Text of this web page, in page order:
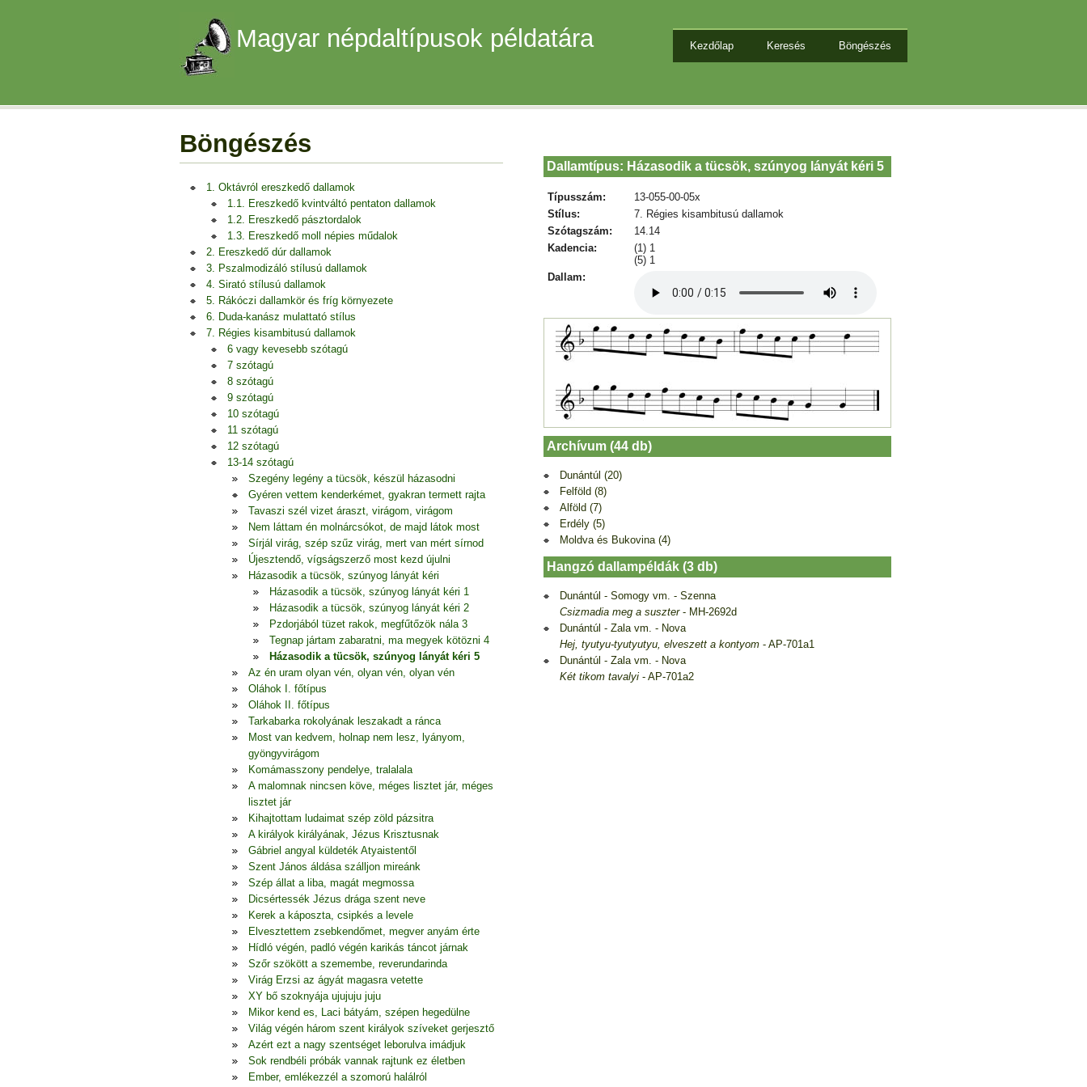
Magyar népdaltípusok példatára Kezdőlap Keresés Böngészés
Böngészés
1. Oktávról ereszkedő dallamok
1.1. Ereszkedő kvintváltó pentaton dallamok
1.2. Ereszkedő pásztordalok
1.3. Ereszkedő moll népies műdalok
2. Ereszkedő dúr dallamok
3. Pszalmodizáló stílusú dallamok
4. Sirató stílusú dallamok
5. Rákóczi dallamkör és fríg környezete
6. Duda-kanász mulattató stílus
7. Régies kisambitusú dallamok
6 vagy kevesebb szótagú
7 szótagú
8 szótagú
9 szótagú
10 szótagú
11 szótagú
12 szótagú
13-14 szótagú
Szegény legény a tücsök, készül házasodni
Gyéren vettem kenderkémet, gyakran termett rajta
Tavaszi szél vizet áraszt, virágom, virágom
Nem láttam én molnárcsókot, de majd látok most
Sírjál virág, szép szűz virág, mert van mért sírnod
Újesztendő, vígságszerző most kezd újulni
Házasodik a tücsök, szúnyog lányát kéri
Házasodik a tücsök, szúnyog lányát kéri 1
Házasodik a tücsök, szúnyog lányát kéri 2
Pzdorjából tüzet rakok, megfűtőzök nála 3
Tegnap jártam zabaratni, ma megyek kötözni 4
Házasodik a tücsök, szúnyog lányát kéri 5
Az én uram olyan vén, olyan vén, olyan vén
Oláhok I. főtípus
Oláhok II. főtípus
Tarkabarka rokolyának leszakadt a ránca
Most van kedvem, holnap nem lesz, lyányom,
gyöngyvirágom
Komámasszony pendelye, tralalala
A malomnak nincsen köve, méges lisztet jár, méges
lisztet jár
Kihajtottam ludaimat szép zöld pázsitra
A királyok királyának, Jézus Krisztusnak
Gábriel angyal küldeték Atyaistentől
Szent János áldása szálljon mireánk
Szép állat a liba, magát megmossa
Dicsértessék Jézus drága szent neve
Kerek a káposzta, csipkés a levele
Elvesztettem zsebkendőmet, megver anyám érte
Hídló végén, padló végén karikás táncot járnak
Szőr szökött a szemembe, reverundarinda
Virág Erzsi az ágyát magasra vetette
XY bő szoknyája ujujuju juju
Mikor kend es, Laci bátyám, szépen hegedülne
Világ végén három szent királyok szíveket gerjesztő
Azért ezt a nagy szentséget leborulva imádjuk
Sok rendbéli próbák vannak rajtunk ez életben
Ember, emlékezzél a szomorú halálról
Dallamtípus: Házasodik a tücsök, szúnyog lányát kéri 5
Típusszám:
13-055-00-05x
Stílus:
7. Régies kisambitusú dallamok
Szótagszám:
14.14
Kadencia:
(1) 1
(5) 1
Dallam:
Archívum (44 db)
Dunántúl (20)
Felföld (8)
Alföld (7)
Erdély (5)
Moldva és Bukovina (4)
Hangzó dallampéldák (3 db)
Dunántúl - Somogy vm. - Szenna
Csizmadia meg a suszter- MH-2692d
Dunántúl - Zala vm. - Nova
Hej, tyutyu-tyutyutyu, elveszett a kontyom - AP-701a1
Dunántúl - Zala vm. - Nova
Két tikom tavalyi - AP-701a2